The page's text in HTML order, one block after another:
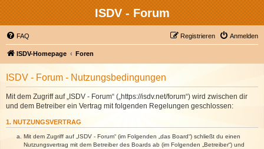
ISDV - Forum
FAQ Anmelden
Registrieren
ISDV-Homepage Foren
ISDV - Forum - Nutzungsbedingungen
Mit dem Zugriff auf „ISDV - Forum“ („https://isdv.net/forum“) wird zwischen dir
und dem Betreiber ein Vertrag mit folgenden Regelungen geschlossen:
1. NUTZUNGSVERTRAG
Mit dem Zugriff auf „ISDV - Forum“ (im Folgenden „das Board“) schließt du einen
Nutzungsvertrag mit dem Betreiber des Boards ab (im Folgenden „Betreiber“) und